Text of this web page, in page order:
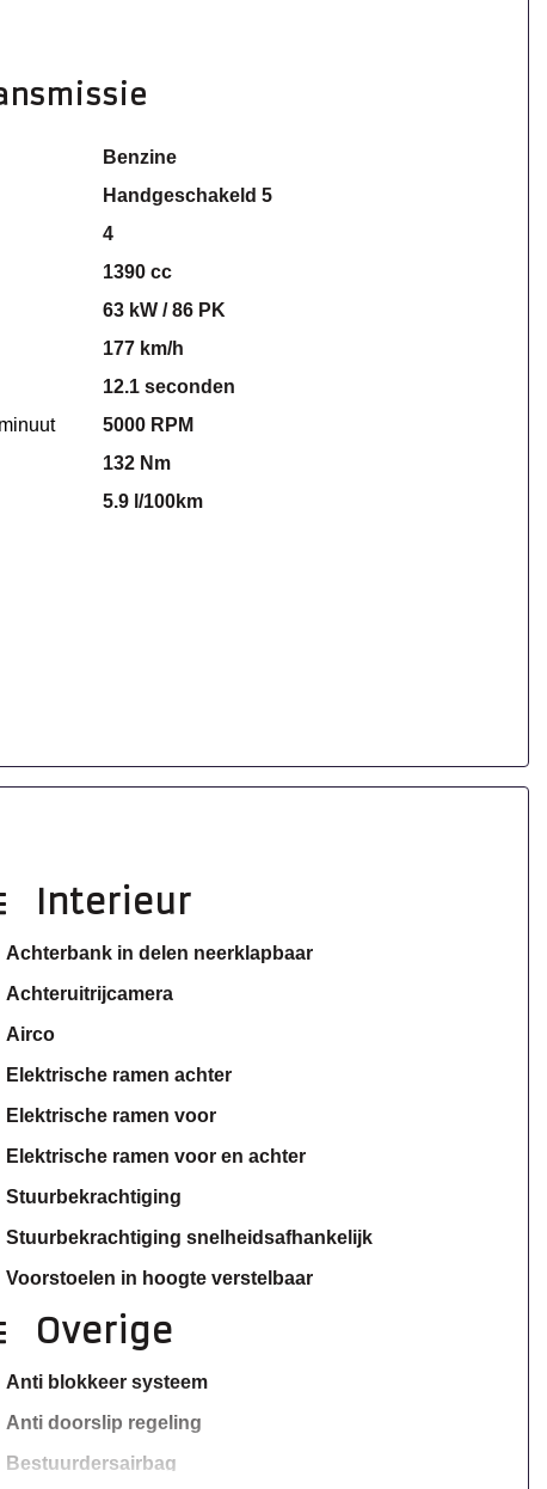
Benzine
Handgeschakeld 5
4
1390 cc
63 kW / 86 PK
177 km/h
12.1 seconden
5000 RPM
132 Nm
5.9 l/100km
Interieur
Achterbank in delen neerklapbaar
Achteruitrijcamera
Airco
Elektrische ramen achter
Elektrische ramen voor
Elektrische ramen voor en achter
Stuurbekrachtiging
Stuurbekrachtiging snelheidsafhankelijk
Voorstoelen in hoogte verstelbaar
Overige
Anti blokkeer systeem
Anti doorslip regeling
Bestuurdersairbag